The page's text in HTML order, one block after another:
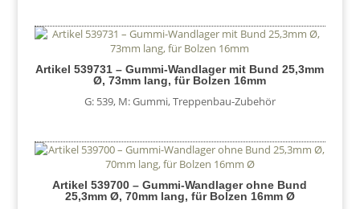
Artikel 539731 – Gummi-Wandlager mit Bund 25,3mm
Ø, 73mm lang, für Bolzen 16mm
G: 539, M: Gummi,Treppenbau-Zubehör
Artikel 539700 – Gummi-Wandlager ohne Bund
25,3mm Ø, 70mm lang, für Bolzen 16mm Ø